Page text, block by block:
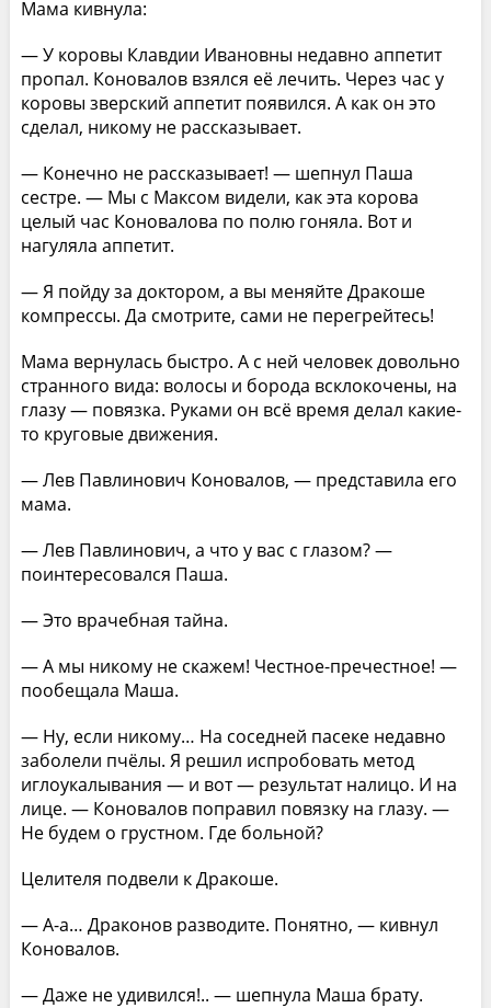
Мама кивнула:
— У коровы Клавдии Ивановны недавно аппетит
пропал. Коновалов взялся её лечить. Через час у
коровы зверский аппетит появился. А как он это
сделал, никому не рассказывает.
— Конечно не рассказывает! — шепнул Паша
сестре. — Мы с Максом видели, как эта корова
целый час Коновалова по полю гоняла. Вот и
нагуляла аппетит.
— Я пойду за доктором, а вы меняйте Дракоше
компрессы. Да смотрите, сами не перегрейтесь!
Мама вернулась быстро. А с ней человек довольно
странного вида: волосы и борода всклокочены, на
глазу — повязка. Руками он всё время делал какие-
то круговые движения.
— Лев Павлинович Коновалов, — представила его
мама.
— Лев Павлинович, а что у вас с глазом? —
поинтересовался Паша.
— Это врачебная тайна.
— А мы никому не скажем! Честное-пречестное! —
пообещала Маша.
— Ну, если никому… На соседней пасеке недавно
заболели пчёлы. Я решил испробовать метод
иглоукалывания — и вот — результат налицо. И на
лице. — Коновалов поправил повязку на глазу. —
Не будем о грустном. Где больной?
Целителя подвели к Дракоше.
— A-а… Драконов разводите. Понятно, — кивнул
Коновалов.
— Даже не удивился!.. — шепнула Маша брату.